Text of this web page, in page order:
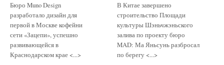
Бюро Muno Design
разработало дизайн для
первой в Москве кофейни
сети «Зацепи», успешно
развивающейся в
Краснодарском крае <...>
В Китае завершено
строительство Площади
культуры Шэньчжэньского
залива по проекту бюро
MAD: Ма Яньсунь разбросал
по берегу <...>